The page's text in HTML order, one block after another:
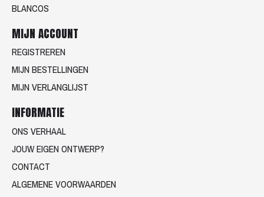
BLANCOS
MIJN ACCOUNT
REGISTREREN
MIJN BESTELLINGEN
MIJN VERLANGLIJST
INFORMATIE
ONS VERHAAL
JOUW EIGEN ONTWERP?
CONTACT
ALGEMENE VOORWAARDEN